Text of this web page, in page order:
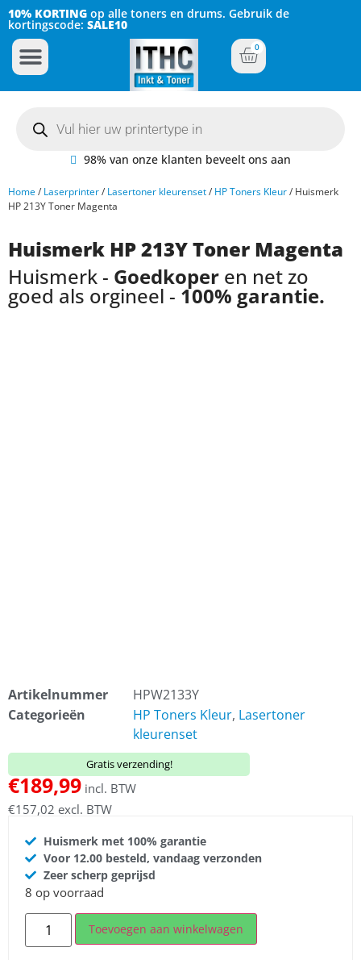
10% KORTING op alle toners en drums. Gebruik de
kortingscode: SALE10
0
98% van onze klanten beveelt ons aan
Home/ Laserprinter/ Lasertoner kleurenset/ HP Toners Kleur/ Huismerk
HP 213Y Toner Magenta
Huismerk HP 213Y Toner Magenta
Huismerk - Goedkoper en net zo
goed als orgineel - 100% garantie.
Artikelnummer
HPW2133Y
Categorieën
HP Toners Kleur, Lasertoner
kleurenset
Gratis verzending!
€189,99 incl. BTW
€157,02 excl. BTW
Huismerk met 100% garantie
Voor 12.00 besteld, vandaag verzonden
Zeer scherp geprijsd
8 op voorraad
Toevoegen aan winkelwagen